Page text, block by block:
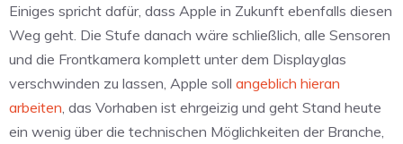
Einiges spricht dafür, dass Apple in Zukunft ebenfalls diesen
Weg geht. Die Stufe danach wäre schließlich, alle Sensoren
und die Frontkamera komplett unter dem Displayglas
verschwinden zu lassen, Apple soll angeblich hieran
arbeiten , das Vorhaben ist ehrgeizig und geht Stand heute
ein wenig über die technischen Möglichkeiten der Branche,